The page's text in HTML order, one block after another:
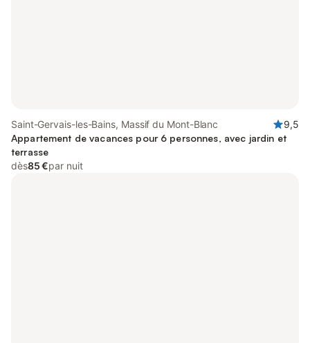
Saint-Gervais-les-Bains, Massif du Mont-Blanc
9,5
Appartement de vacances pour 6 personnes, avec jardin et
terrasse
dès85 €par nuit